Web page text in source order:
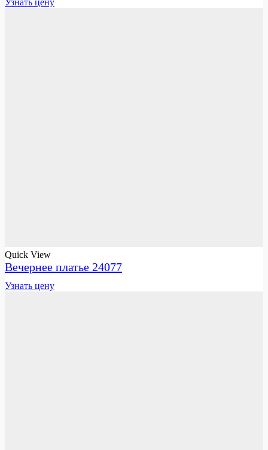
Узнать цену
Quick View
Вечернее платье 24077
Узнать цену